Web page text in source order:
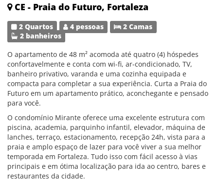
CE - Praia do Futuro, Fortaleza
2 Quartos 4 pessoas
2 Camas
2 banheiros
O apartamento de 48 m² acomoda até quatro (4) hóspedes
confortavelmente e conta com wi-fi, ar-condicionado, TV,
banheiro privativo, varanda e uma cozinha equipada e
compacta para completar a sua experiência. Curta a Praia do
Futuro em um apartamento prático, aconchegante e pensado
para você.
O condomínio Mirante oferece uma excelente estrutura com
piscina, academia, parquinho infantil, elevador, máquina de
lanches, terraço, estacionamento, recepção 24h, vista para a
praia e amplo espaço de lazer para você viver a sua melhor
temporada em Fortaleza. Tudo isso com fácil acesso à vias
principais e em ótima localização para ida ao centro, bares e
restaurantes da cidade.